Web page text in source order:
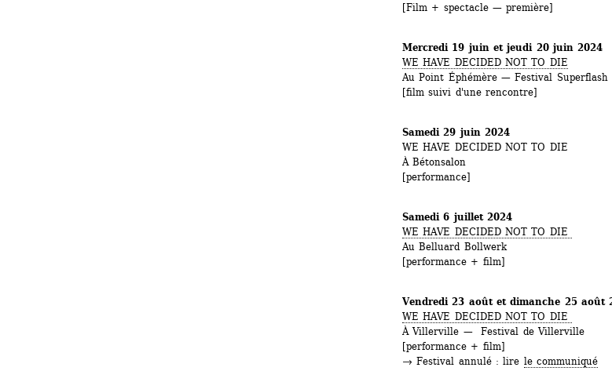
[Film + spectacle — première]
Mercredi 19 juin et jeudi 20 juin 2024
WE HAVE DECIDED NOT TO DIE
Au Point Éphémère — Festival Superflash
[film suivi d'une rencontre]
Samedi 29 juin 2024
WE HAVE DECIDED NOT TO DIE
À Bétonsalon
[performance]
Samedi 6 juillet 2024
WE HAVE DECIDED NOT TO DIE
Au Belluard Bollwerk
[performance + film]
Vendredi 23 août et dimanche 25 août
WE HAVE DECIDED NOT TO DIE
À Villerville — Festival de Villerville
[performance + film]
→ Festival annulé : lire le communiqué